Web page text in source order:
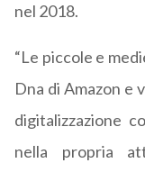
nel 2018.
“Le piccole e
Dna di Amazon e
digitalizzazione
nella propria